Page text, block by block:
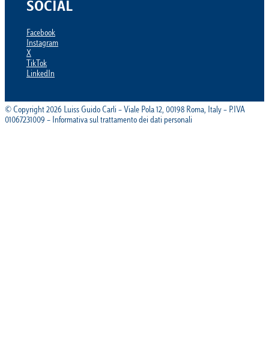
SOCIAL
Facebook
Instagram
X
TikTok
LinkedIn
© Copyright 2026 Luiss Guido Carli – Viale Pola 12, 00198 Roma, Italy – P.IVA
01067231009 – Informativa sul trattamento dei dati personali